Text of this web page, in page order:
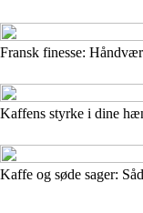
Fransk finesse:
Kaffens styrke i dine
Kaffe og søde sager: